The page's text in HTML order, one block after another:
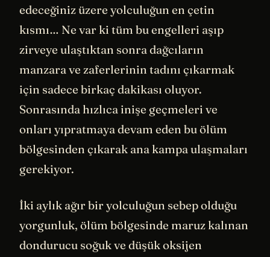
edeceğiniz üzere yolculuğun en çetin
kısmı… Ne var ki tüm bu engelleri aşıp
zirveye ulaştıktan sonra dağcıların
manzara ve zaferlerinin tadını çıkarmak
için sadece birkaç dakikası oluyor.
Sonrasında hızlıca inişe geçmeleri ve
onları yıpratmaya devam eden bu ölüm
bölgesinden çıkarak ana kampa ulaşmaları
gerekiyor.
İki aylık ağır bir yolculuğun sebep olduğu
yorgunluk, ölüm bölgesinde maruz kalınan
dondurucu soğuk ve düşük oksijen